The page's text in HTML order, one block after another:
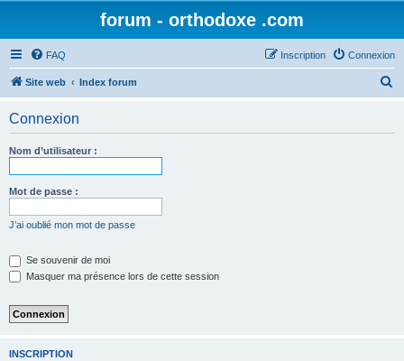
forum - orthodoxe .com
FAQ Connexion
Inscription
Site web Index forum
Connexion
Nom d’utilisateur :
Mot de passe :
J’ai oublié mon mot de passe
Se souvenir de moi
Masquer ma présence lors de cette session
INSCRIPTION